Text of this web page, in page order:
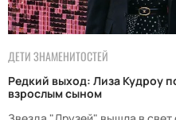
ДЕТИ ЗНАМЕНИТОСТЕЙ
Редкий выход: Лиза Кудроу
взрослым сыном